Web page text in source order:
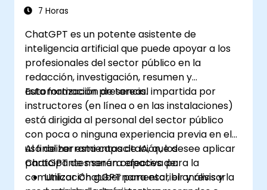
7 Horas
ChatGPT es un potente asistente de
inteligencia artificial que puede apoyar a los
profesionales del sector público en la
redacción, investigación, resumen y
automatización de tareas.
Esta formación presencial impartida por
instructores (en línea o en las instalaciones)
está dirigida al personal del sector público
con poca o ninguna experiencia previa en el
uso de herramientas de IA, que desee aplicar
ChatGPT de manera efectiva para la
comunicación gubernamental, el análisis y la
Al finalizar esta capacitación, los
participantes serán capaces de:
Utilizar ChatGPT para escribir y revisar